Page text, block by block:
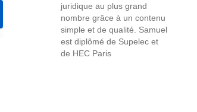
juridique au plus grand
nombre grâce à un contenu
simple et de qualité. Samuel
est diplômé de Supelec et
de HEC Paris